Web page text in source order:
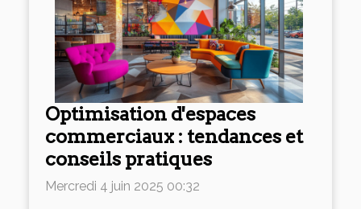
Optimisation d'espaces
commerciaux : tendances et
conseils pratiques
Mercredi 4 juin 2025 00:32